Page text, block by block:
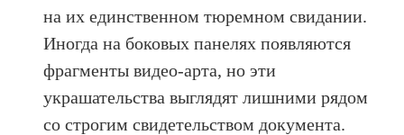
на их единственном тюремном свидании.
Иногда на боковых панелях появляются
фрагменты видео-арта, но эти
украшательства выглядят лишними рядом
со строгим свидетельством документа.